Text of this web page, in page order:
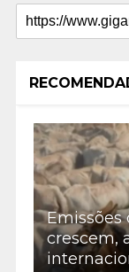
Emissões
crescem,